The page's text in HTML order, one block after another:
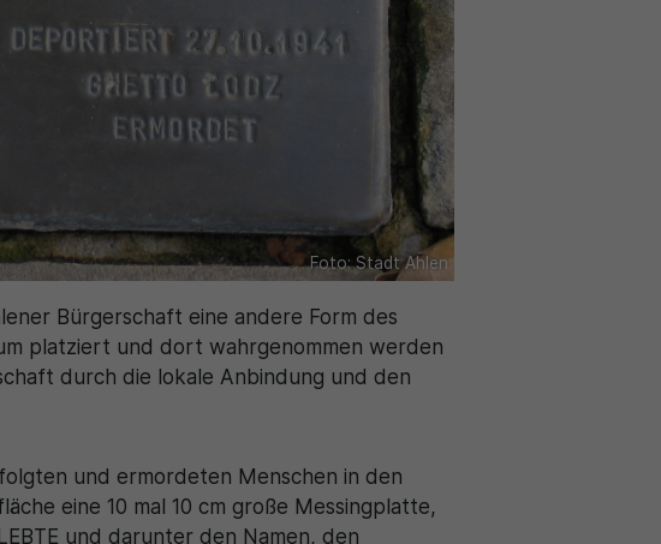
Foto: Stadt Ahlen
Bürgerschaft eine andere Form des
platziert und dort wahrgenommen werden
durch die lokale Anbindung und den
und ermordeten Menschen in den
eine 10 mal 10 cm große Messingplatte,
und darunter den Namen, den
falls der
hat.
ID zu
um